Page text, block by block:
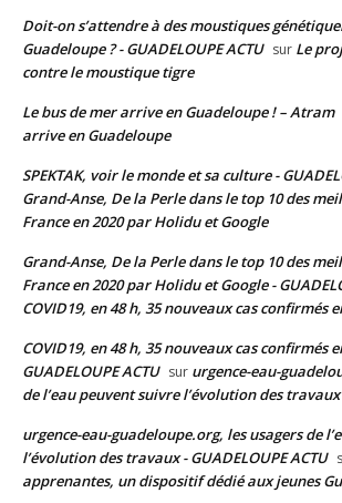
Doit-on s’attendre à des moustiques
Guadeloupe ? - GUADELOUPE ACTU sur Le
contre le moustique tigre
Le bus de mer arrive en Guadeloupe ! – Atram
arrive en Guadeloupe
SPEKTAK, voir le monde et sa culture -
Grand-Anse, De la Perle dans le top 10 des
France en 2020 par Holidu et Google
Grand-Anse, De la Perle dans le top 10 des
France en 2020 par Holidu et Google -
COVID19, en 48 h, 35 nouveaux cas confirmés
COVID19, en 48 h, 35 nouveaux cas confirmés
GUADELOUPE ACTU sur urgence-eau-
de l’eau peuvent suivre l’évolution des travaux
urgence-eau-guadeloupe.org, les usagers de
l’évolution des travaux - GUADELOUPE ACTU
apprenantes, un dispositif dédié aux jeunes